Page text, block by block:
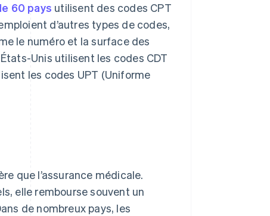
60 pays utilisent des codes CPT
d’autres types de codes,
le numéro et la surface des
Unis utilisent les codes CDT
les codes UPT (Uniforme
que l’assurance médicale.
elle rembourse souvent un
de nombreux pays, les